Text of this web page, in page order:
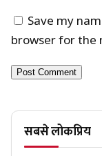
Save my
browser for the
सबसे लोकप्रिय